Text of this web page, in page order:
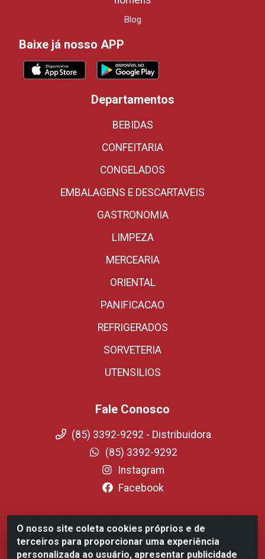
O nosso site coleta cookies próprios e de
terceiros para proporcionar uma experiência
personalizada ao usuário, apresentar publicidade
Blog
Baixe já nosso APP
Departamentos
BEBIDAS
CONFEITARIA
CONGELADOS
EMBALAGENS E DESCARTAVEIS
GASTRONOMIA
LIMPEZA
MERCEARIA
ORIENTAL
PANIFICACAO
REFRIGERADOS
SORVETERIA
UTENSILIOS
Fale Conosco
(85) 3392-9292 - Distribuidora
(85) 3392-9292
Instagram
Facebook
Fortali Distribuidora de Alimentos LTDA - Avenida
Tomaz Coelho, 1268 - Messejana, Fortaleza/CE - CEP